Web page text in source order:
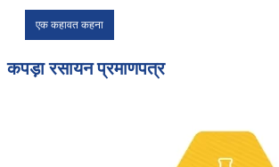
एक कहावत कहना
कपड़ा रसायन प्रमाणपत्र